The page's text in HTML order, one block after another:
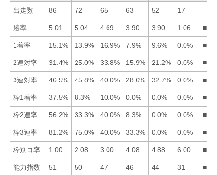
出走数 86 72 65 63 52 17
勝率 5.01 5.04 4.69 3.90 3.90 1.06
1着率 15.1% 13.9% 16.9% 7.9% 9.6% 0.0%
2連対率 31.4% 25.0% 33.8% 15.9% 21.2% 0.0%
3連対率 46.5% 45.8% 40.0% 28.6% 32.7% 0.0%
枠1着率 37.5% 8.3% 10.0% 0.0% 0.0% 0.0%
枠2連率 56.2% 33.3% 40.0% 8.3% 0.0% 0.0%
枠3連率 81.2% 75.0% 40.0% 33.3% 0.0% 0.0%
枠別コ率 1.00 2.08 3.00 4.08 4.88 6.00
能力指数 51 50 47 46 44 31